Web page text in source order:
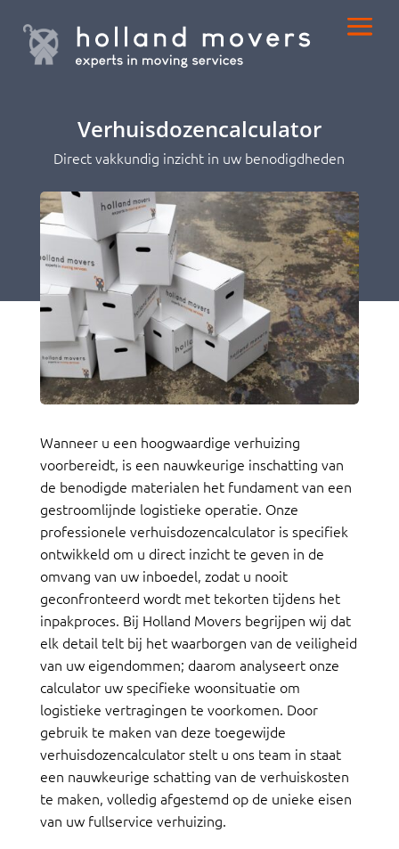
Verhuisdozencalculator
Direct vakkundig inzicht in uw benodigdheden
Wanneer u een hoogwaardige verhuizing
voorbereidt, is een nauwkeurige inschatting van
de benodigde materialen het fundament van een
gestroomlijnde logistieke operatie. Onze
professionele verhuisdozencalculator is specifiek
ontwikkeld om u direct inzicht te geven in de
omvang van uw inboedel, zodat u nooit
geconfronteerd wordt met tekorten tijdens het
inpakproces. Bij Holland Movers begrijpen wij dat
elk detail telt bij het waarborgen van de veiligheid
van uw eigendommen; daarom analyseert onze
calculator uw specifieke woonsituatie om
logistieke vertragingen te voorkomen. Door
gebruik te maken van deze toegewijde
verhuisdozencalculator stelt u ons team in staat
een nauwkeurige schatting van de verhuiskosten
te maken, volledig afgestemd op de unieke eisen
van uw fullservice verhuizing.